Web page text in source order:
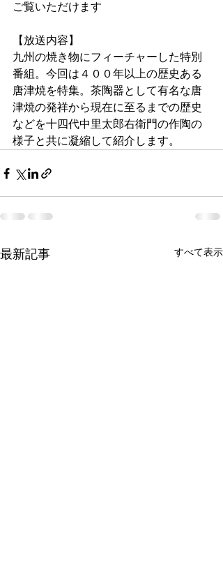
ご覧いただけます
【放送内容】
九州の焼き物にフィーチャーした特別
番組。今回は４００年以上の歴史ある
唐津焼を特集。茶陶器として有名な唐
津焼の発祥から現在に至るまでの歴史
などを十四代中里太郎右衛門の作陶の
様子と共に凝縮して紹介します。
最新記事 すべて表示